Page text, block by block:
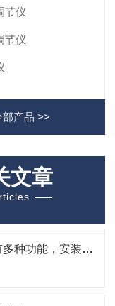
节仪
节仪
部产品 >>
文章
智能调节仪具有多种功能，安装时一定要注意这些